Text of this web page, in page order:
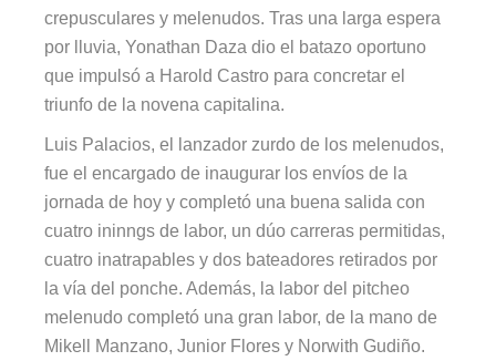
crepusculares y melenudos. Tras una larga espera
por lluvia, Yonathan Daza dio el batazo oportuno
que impulsó a Harold Castro para concretar el
triunfo de la novena capitalina.
Luis Palacios, el lanzador zurdo de los melenudos,
fue el encargado de inaugurar los envíos de la
jornada de hoy y completó una buena salida con
cuatro ininngs de labor, un dúo carreras permitidas,
cuatro inatrapables y dos bateadores retirados por
la vía del ponche. Además, la labor del pitcheo
melenudo completó una gran labor, de la mano de
Mikell Manzano, Junior Flores y Norwith Gudiño.